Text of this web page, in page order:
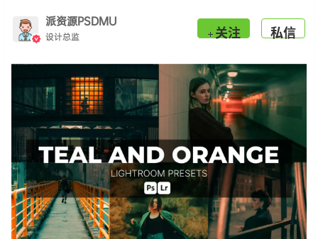
派资源PSDMU
设计总监 关注 私信